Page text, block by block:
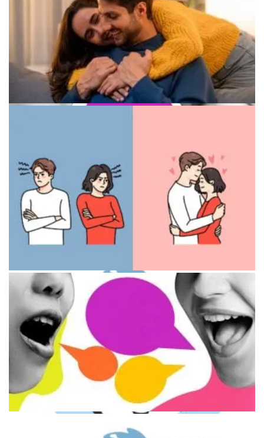
Женщина грустит в одиночестве
Сложные узлы как символ запутанных отношений